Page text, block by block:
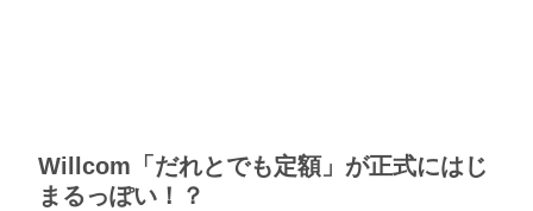
Willcom「だれとでも定額」が正式にはじ
まるっぽい！？